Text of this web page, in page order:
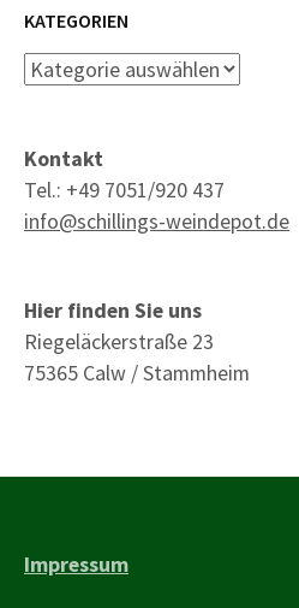
KATEGORIEN
Kategorien
Kontakt
Tel.: +49 7051/920 437
info@schillings-weindepot.de
Hier finden Sie uns
Riegeläckerstraße 23
75365 Calw / Stammheim
Impressum